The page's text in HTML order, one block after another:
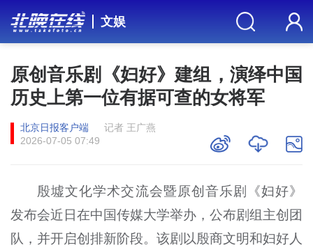
文娱
原创音乐剧《妇好》建组，演绎中国
历史上第一位有据可查的女将军
北京日报客户端
记者 王广燕
2026-07-05 07:49
殷墟文化学术交流会暨原创音乐剧《妇好》
发布会近日在中国传媒大学举办，公布剧组主创团
队，并开启创排新阶段。该剧以殷商文明和妇好人